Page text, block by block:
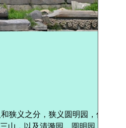
狭义之分，狭义圆明园，仅指圆